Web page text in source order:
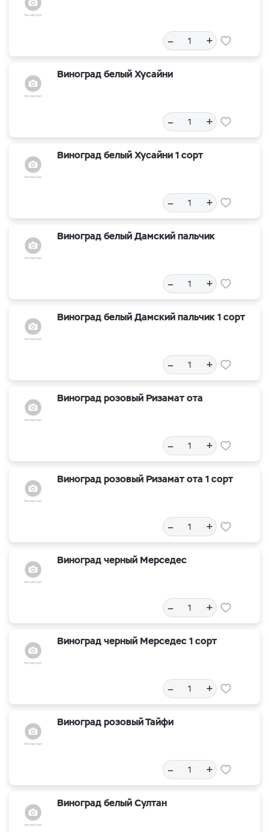
– +
Виноград белый Хусайни
– +
Виноград белый Хусайни 1 сорт
– +
Виноград белый Дамский пальчик
– +
Виноград белый Дамский пальчик 1 сорт
– +
Виноград розовый Ризамат ота
– +
Виноград розовый Ризамат ота 1 сорт
– +
Виноград черный Мерседес
– +
Виноград черный Мерседес 1 сорт
– +
Виноград розовый Тайфи
– +
Виноград белый Султан